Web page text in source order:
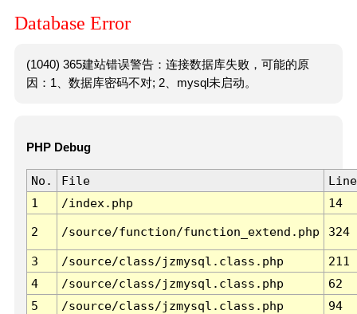
Database Error
(1040) 365建站错误警告：连接数据库失败，可能的原
因：1、数据库密码不对; 2、mysql未启动。
PHP Debug
No. File
Line
1
/index.php 14
2 /source/function/function_extend.php 324
3 /source/class/jzmysql.class.php
211
4
/source/class/jzmysql.class.php
62
5
/source/class/jzmysql.class.php
94